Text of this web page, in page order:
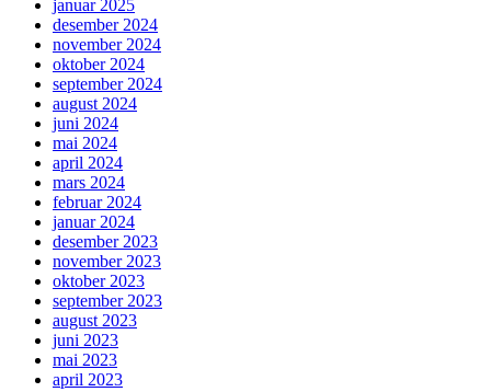
januar 2025
desember 2024
november 2024
oktober 2024
september 2024
august 2024
juni 2024
mai 2024
april 2024
mars 2024
februar 2024
januar 2024
desember 2023
november 2023
oktober 2023
september 2023
august 2023
juni 2023
mai 2023
april 2023